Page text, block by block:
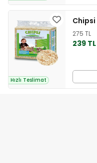
Hızlı Teslimat
Chipsi
275 TL
239 TL